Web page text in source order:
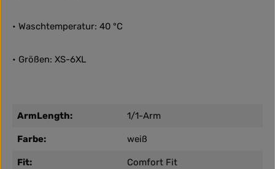
• Waschtemperatur: 40 °C
• Größen: XS-6XL
ArmLength: 1/1-Arm
Farbe: weiß
Fit: Comfort Fit